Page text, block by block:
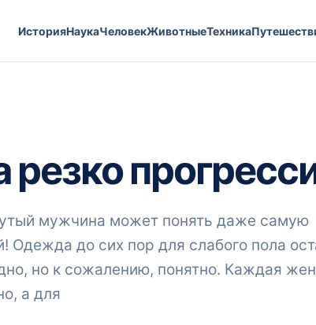
ИсторияНаукаЧеловекЖивотныеТехника
мужчина может понять даже самую
до сих пор для слабого пола
но к сожалению, понятно. Каждая
а для